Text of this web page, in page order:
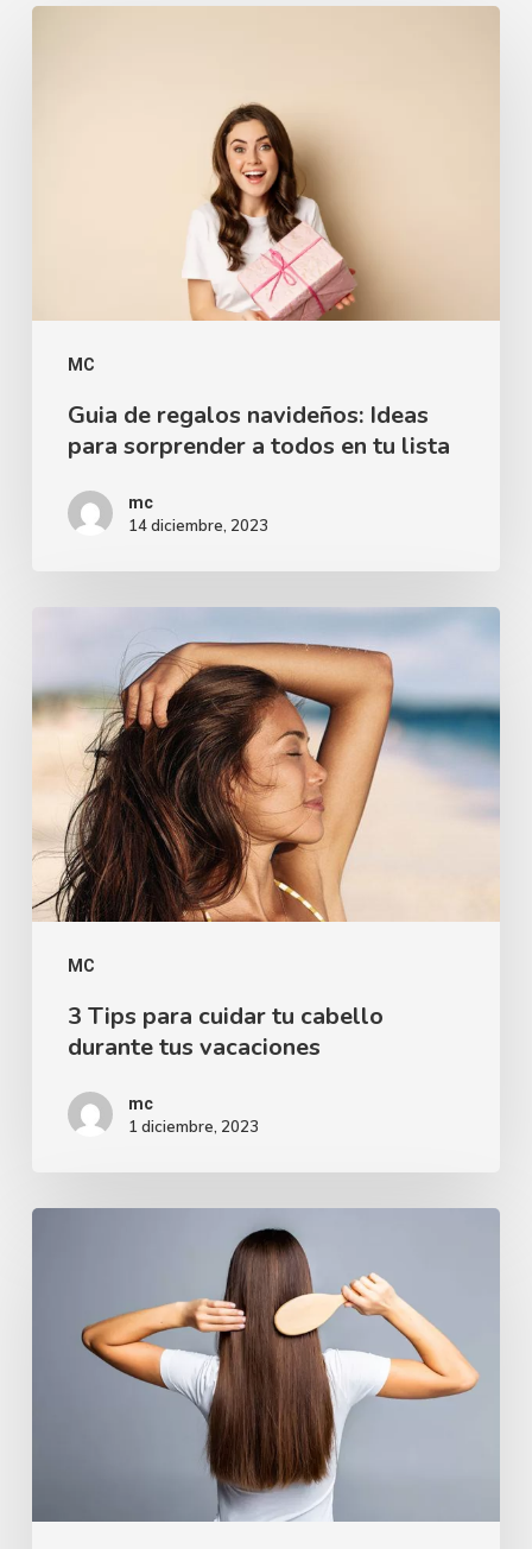
MC
Guia de regalos navideños: Ideas
para sorprender a todos en tu lista
mc
14 diciembre, 2023
MC
3 Tips para cuidar tu cabello
durante tus vacaciones
mc
1 diciembre, 2023